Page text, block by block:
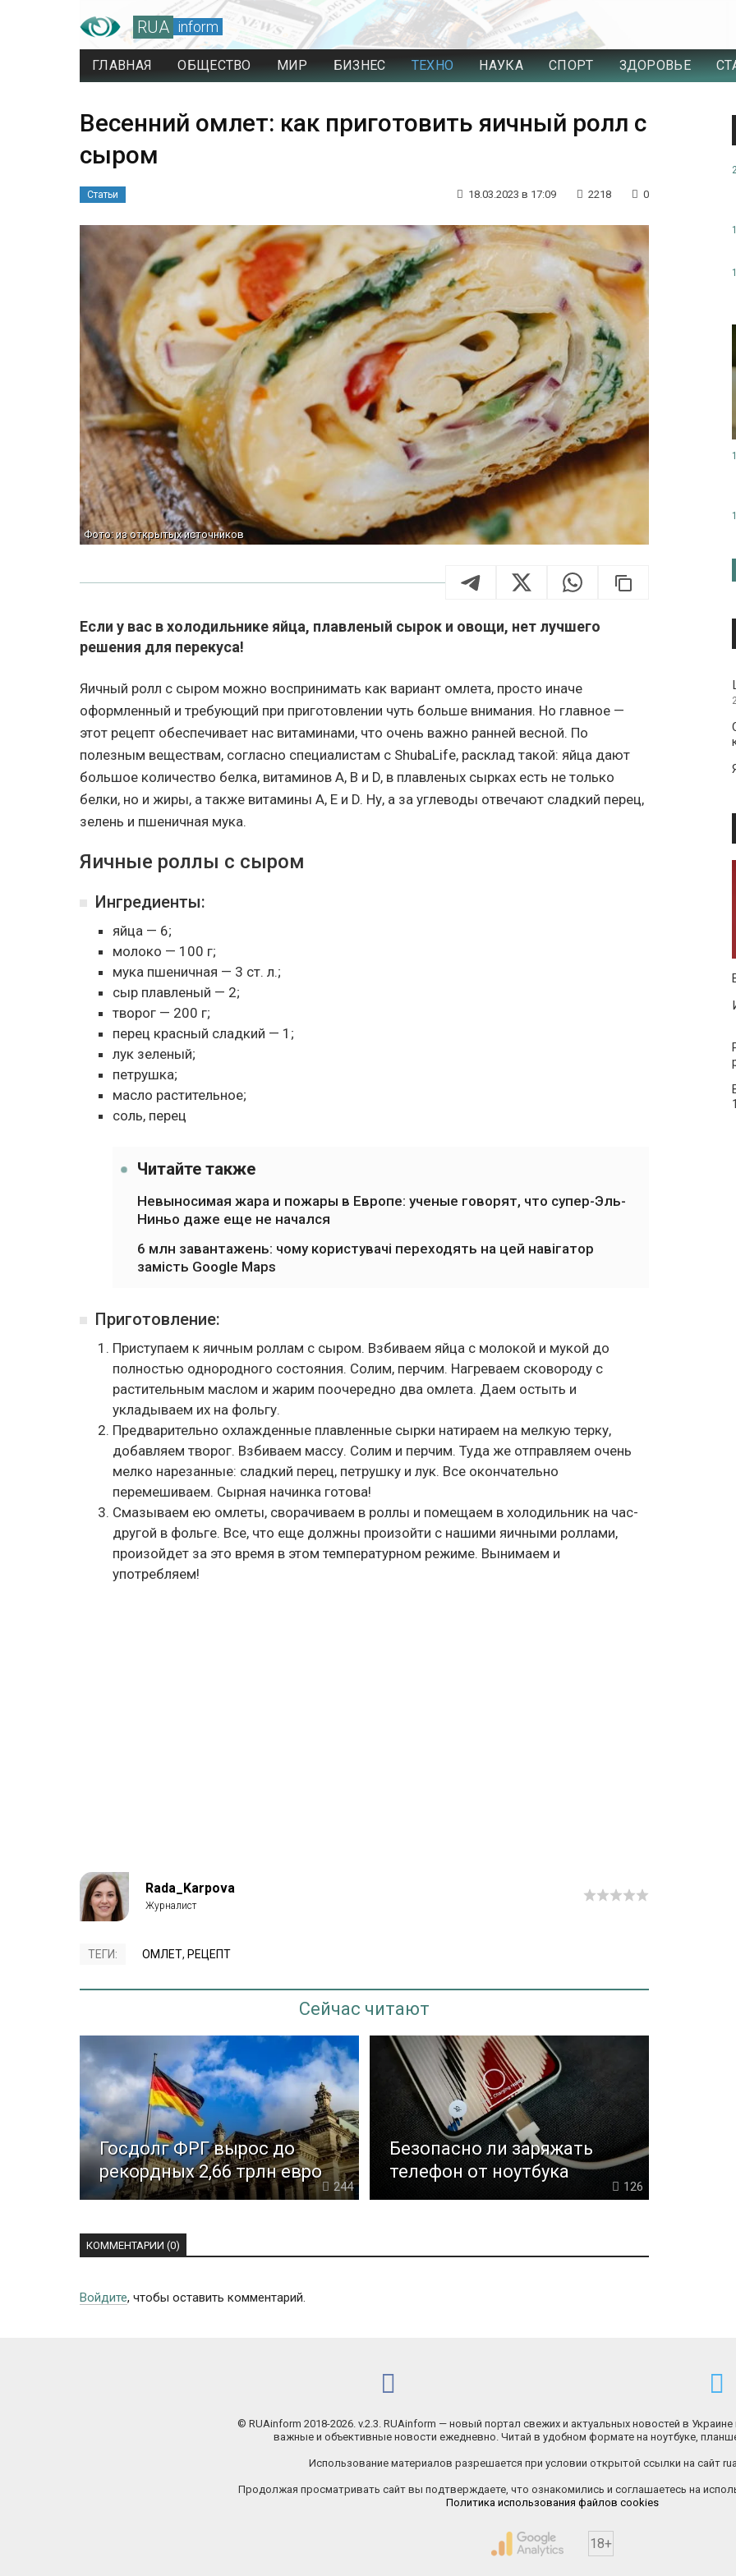
RUA inform
ГЛАВНАЯ ОБЩЕСТВО МИР БИЗНЕС ТЕХНО НАУКА СПОРТ ЗДОРОВЬЕ
Весенний омлет: как приготовить яичный ролл с
сыром
Статьи 18.03.2023 в 17:09 2218 0
Фото: из открытых источников
Если у вас в холодильнике яйца, плавленый сырок и овощи, нет лучшего
решения для перекуса!
Яичный ролл с сыром можно воспринимать как вариант омлета, просто иначе
оформленный и требующий при приготовлении чуть больше внимания. Но главное —
этот рецепт обеспечивает нас витаминами, что очень важно ранней весной. По
полезным веществам, согласно специалистам с ShubaLife, расклад такой: яйца дают
большое количество белка, витаминов A, В и D, в плавленых сырках есть не только
белки, но и жиры, а также витамины А, Е и D. Ну, а за углеводы отвечают сладкий перец,
зелень и пшеничная мука.
Яичные роллы с сыром
Ингредиенты:
яйца — 6;
молоко — 100 г;
мука пшеничная — 3 ст. л.;
сыр плавленый — 2;
творог — 200 г;
перец красный сладкий — 1;
лук зеленый;
петрушка;
масло растительное;
соль, перец
Читайте также
Невыносимая жара и пожары в Европе: ученые говорят, что супер-Эль-
Ниньо даже еще не начался
6 млн завантажень: чому користувачі переходять на цей навігатор
замість Google Maps
Приготовление:
Приступаем к яичным роллам с сыром. Взбиваем яйца с молокой и мукой до
полностью однородного состояния. Солим, перчим. Нагреваем сковороду с
растительным маслом и жарим поочередно два омлета. Даем остыть и
укладываем их на фольгу.
Предварительно охлажденные плавленные сырки натираем на мелкую терку,
добавляем творог. Взбиваем массу. Солим и перчим. Туда же отправляем очень
мелко нарезанные: сладкий перец, петрушку и лук. Все окончательно
перемешиваем. Сырная начинка готова!
Смазываем ею омлеты, сворачиваем в роллы и помещаем в холодильник на час-
другой в фольге. Все, что еще должны произойти с нашими яичными роллами,
произойдет за это время в этом температурном режиме. Вынимаем и
употребляем!
Rada_Karpova
ТЕГИ: ОМЛЕТ, РЕЦЕПТ
Сейчас читают
Госдолг ФРГ вырос до
рекордных 2,66 трлн евро
244
Безопасно ли заряжать
телефон от ноутбука
126
КОММЕНТАРИИ (0)
Войдите, чтобы оставить комментарий.
© RUAinform 2018-2026. v.2.3. RUAinform — новый портал свежих и актуальных новостей в Украине
важные и объективные новости ежедневно. Читай в удобном формате на ноутбуке,
Использование материалов разрешается при условии открытой ссылки на сайт
Продолжая просматривать сайт вы подтверждаете, что ознакомились и соглашаетесь на
Политика использования файлов cookies
18+